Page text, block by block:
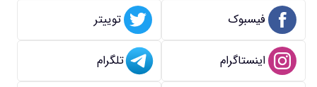
فیسبوک توییتر
اینستاگرام تلگرام